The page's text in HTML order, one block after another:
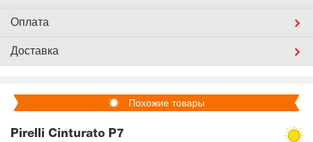
Оплата
Доставка
Похожие товары
Pirelli Cinturato P7